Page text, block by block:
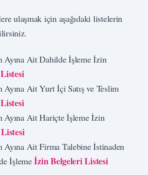
ulaşmak için aşağıdaki listelerin
Ayına Ait Dahilde İşleme İzin
Ayına Ait Yurt İçi Satış ve Teslim
Ayına Ait Hariçte İşleme İzin
Ayına Ait Firma Talebine İstinaden
İşlemeİzin Belgeleri Listesi